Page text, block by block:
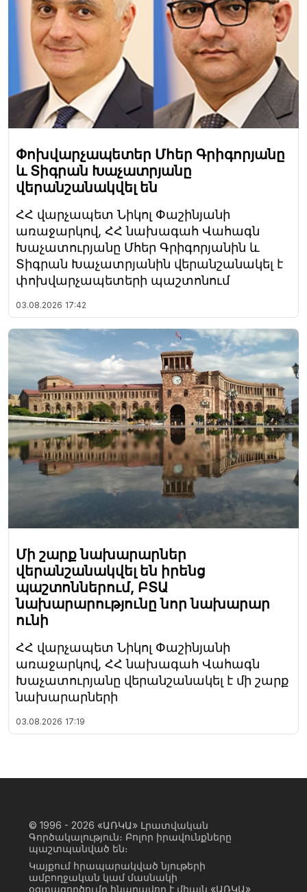
Փոխվարչապետեր Մհեր Գրիգորյանը
և Տիգրան Խաչատրյանը
վերանշանակվել են
ՀՀ վարչապետ Նիկոլ Փաշինյանի
առաջարկով, ՀՀ նախագահ Վահագն
Խաչատուրյանը Մհեր Գրիգորյանին և
Տիգրան Խաչատրյանին վերանշանակել է
փոխվարչապետերի պաշտոնում
03.08.2026 17:42
Մի շարք նախարարներ
վերանշանակվել են իրենց
պաշտոններում, ԲՏԱ
նախարարությունը նոր նախարար
ունի
ՀՀ վարչապետ Նիկոլ Փաշինյանի
առաջարկով, ՀՀ նախագահ Վահագն
Խաչատուրյանը վերանշանակել է մի շարք
նախարարների
03.08.2026 17:19
© 1996 - 2026 «ԱՌԿԱ» Լրատվական
Գործակալություն։ Բոլոր իրավունքները
պաշտպանված են։
Կայքում հրապարակված նյութերի
ամբողջական կամ մասնակի
օգտագործումը հնարավոր է միայն «ԱՌԿԱ»